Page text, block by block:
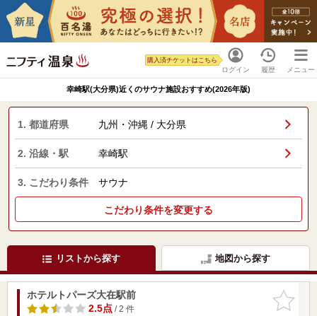
ログイン
購入済チケットはこちら
履歴 メニュー
幸崎駅(大分県)近くのサウナ施設おすすめ(2026年版)
1. 都道府県 九州・沖縄 / 大分県
2. 沿線・駅 幸崎駅
3. こだわり条件 サウナ
こだわり条件を変更する
リストから探す 地図から探す
お気に入
りに追加
ホテルトパーズ大在駅前
2.5点/ 2 件